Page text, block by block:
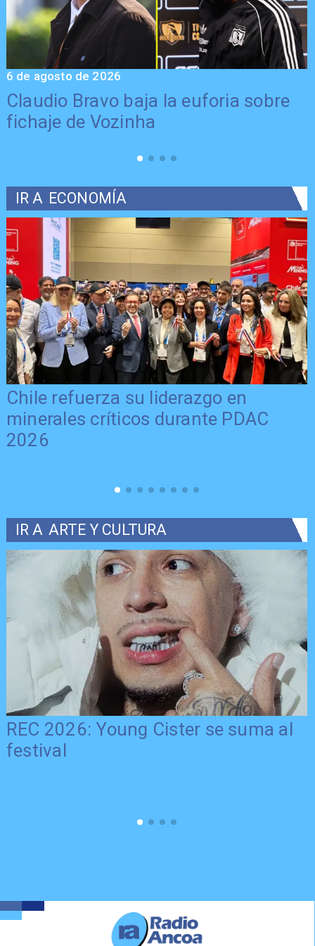
Claudio Bravo baja la euforia sobre
fichaje de Vozinha
6 de agosto de 2026
IR A ECONOMÍA
Chile refuerza su liderazgo en
minerales críticos durante PDAC
2026
IR A ARTE Y CULTURA
REC 2026: Young Cister se suma al
festival